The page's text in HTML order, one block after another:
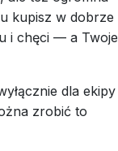
kupisz w dobrze
i chęci — a Twoje
dla ekipy
zrobić to